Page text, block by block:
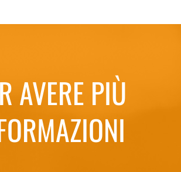
AVERE PIÙ